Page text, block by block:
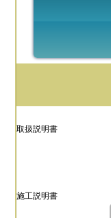
取扱説明書
施工説明書